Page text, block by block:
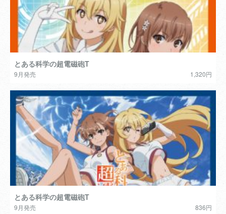
とある科学の超電磁砲T
9月発売 1,320円
とある科学の超電磁砲T
9月発売 836円